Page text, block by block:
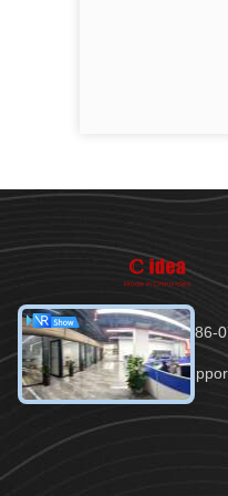
電話番号：86-
メール：